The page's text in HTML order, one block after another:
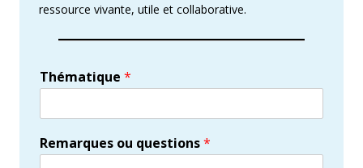
ressource vivante, utile et collaborative.
Thématique *
Remarques ou questions*